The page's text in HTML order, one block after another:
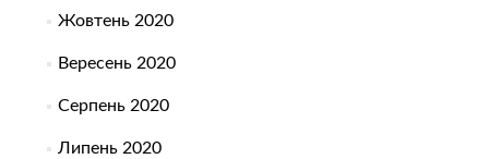
Жовтень 2020
Вересень 2020
Серпень 2020
Липень 2020